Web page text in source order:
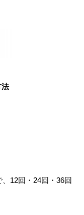
法
12回・24回・36回